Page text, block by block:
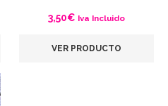
3,50€ Iva Incluido
VER PRODUCTO